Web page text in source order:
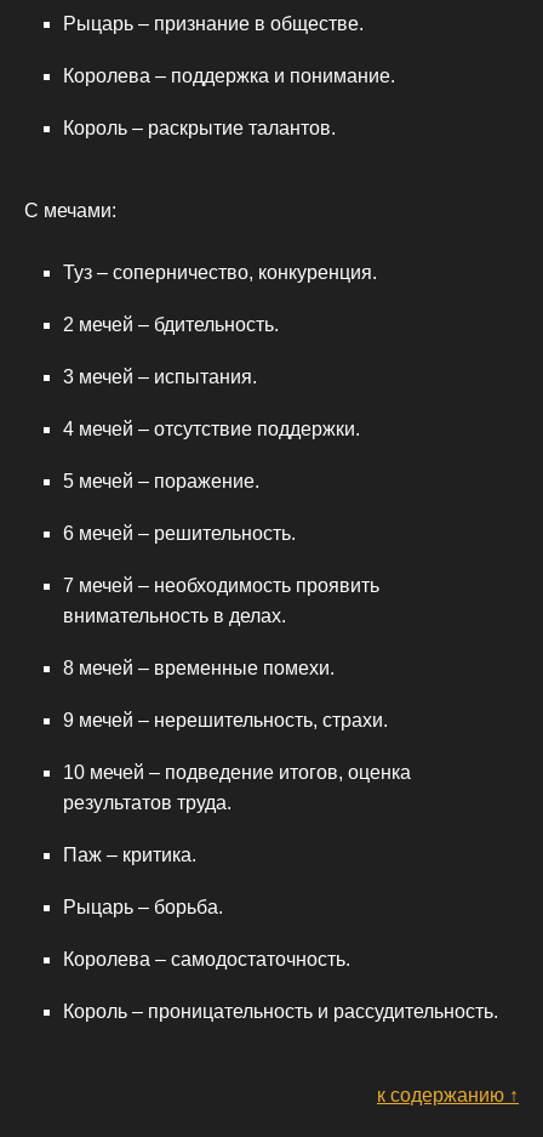
Рыцарь – признание в обществе.
Королева – поддержка и понимание.
Король – раскрытие талантов.
С мечами:
Туз – соперничество, конкуренция.
2 мечей – бдительность.
3 мечей – испытания.
4 мечей – отсутствие поддержки.
5 мечей – поражение.
6 мечей – решительность.
7 мечей – необходимость проявить
внимательность в делах.
8 мечей – временные помехи.
9 мечей – нерешительность, страхи.
10 мечей – подведение итогов, оценка
результатов труда.
Паж – критика.
Рыцарь – борьба.
Королева – самодостаточность.
Король – проницательность и рассудительность.
к содержанию ↑